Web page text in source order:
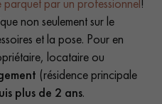
par un professionnel!
non seulement sur le
et la pose. Pour en
locataire ou
(résidence principale
plus de 2 ans.